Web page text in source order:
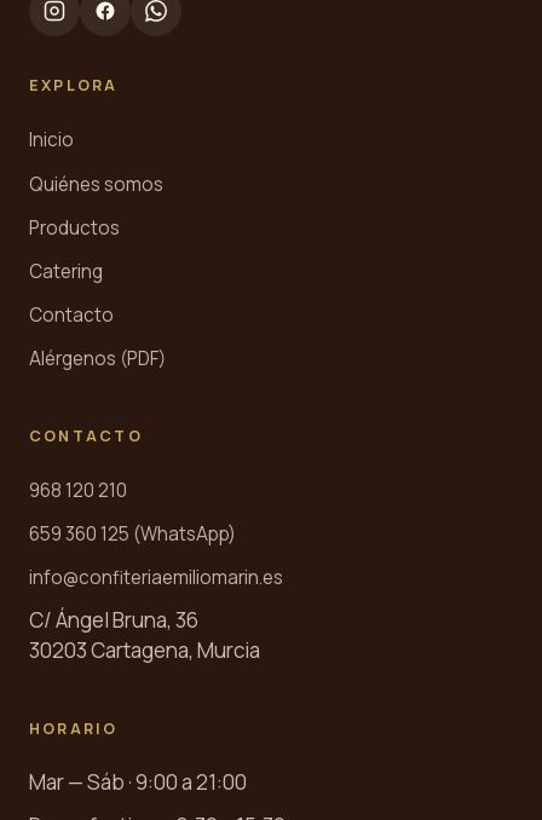
EXPLORA
Inicio
Quiénes somos
Productos
Catering
Contacto
Alérgenos (PDF)
CONTACTO
968 120 210
659 360 125 (WhatsApp)
info@confiteriaemiliomarin.es
C/ Ángel Bruna, 36
30203 Cartagena, Murcia
HORARIO
Mar — Sáb · 9:00 a 21:00